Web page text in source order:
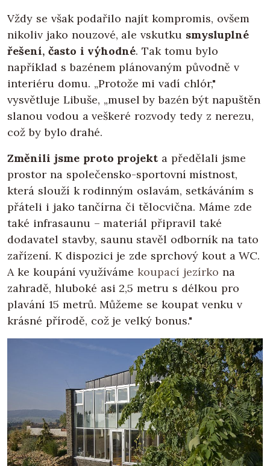
Vždy se však podařilo najít kompromis, ovšem
nikoliv jako nouzové, ale vskutku smysluplné
řešení, často i výhodné. Tak tomu bylo
například s bazénem plánovaným původně v
interiéru domu. „Protože mi vadí chlór,"
vysvětluje Libuše, „musel by bazén být napuštěn
slanou vodou a veškeré rozvody tedy z nerezu,
což by bylo drahé.
Změnili jsme proto projekt a předělali jsme
prostor na společensko-sportovní místnost,
která slouží k rodinným oslavám, setkáváním s
přáteli i jako tančírna či tělocvična. Máme zde
také infrasaunu – materiál připravil také
dodavatel stavby, saunu stavěl odborník na tato
zařízení. K dispozici je zde sprchový kout a WC.
A ke koupání využívámekoupací jezírko na
zahradě, hluboké asi 2,5 metru s délkou pro
plavání 15 metrů. Můžeme se koupat venku v
krásné přírodě, což je velký bonus."